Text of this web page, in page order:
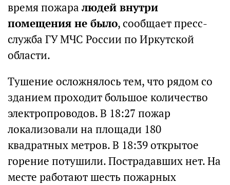
время пожара людей внутри
помещения не было, сообщает пресс-
служба ГУ МЧС России по Иркутской
области.
Тушение осложнялось тем, что рядом со
зданием проходит большое количество
электропроводов. В 18:27 пожар
локализовали на площади 180
квадратных метров. В 18:39 открытое
горение потушили. Пострадавших нет. На
месте работают шесть пожарных